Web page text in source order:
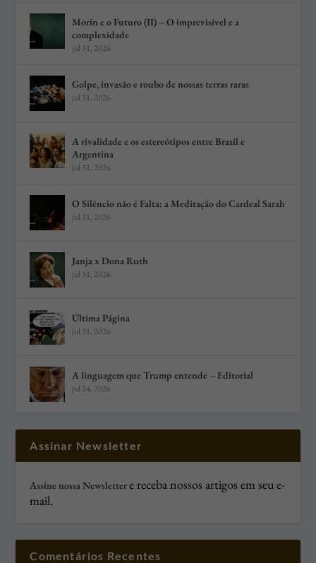
Morin e o Futuro (II) – O imprevisível e a
complexidade
jul 31, 2026
Golpe, invasão e roubo de nossas terras raras
jul 31, 2026
A rivalidade e os estereótipos entre Brasil e
Argentina
jul 31, 2026
O Silêncio não é Falta: a Meditação do Cardeal Sarah
jul 31, 2026
Janja x Dona Ruth
jul 31, 2026
Última Página
jul 31, 2026
A linguagem que Trump entende – Editorial
jul 24, 2026
Assinar Newsletter
Assine nossa Newslettere receba nossos artigos em seu e-
mail.
Comentários Recentes